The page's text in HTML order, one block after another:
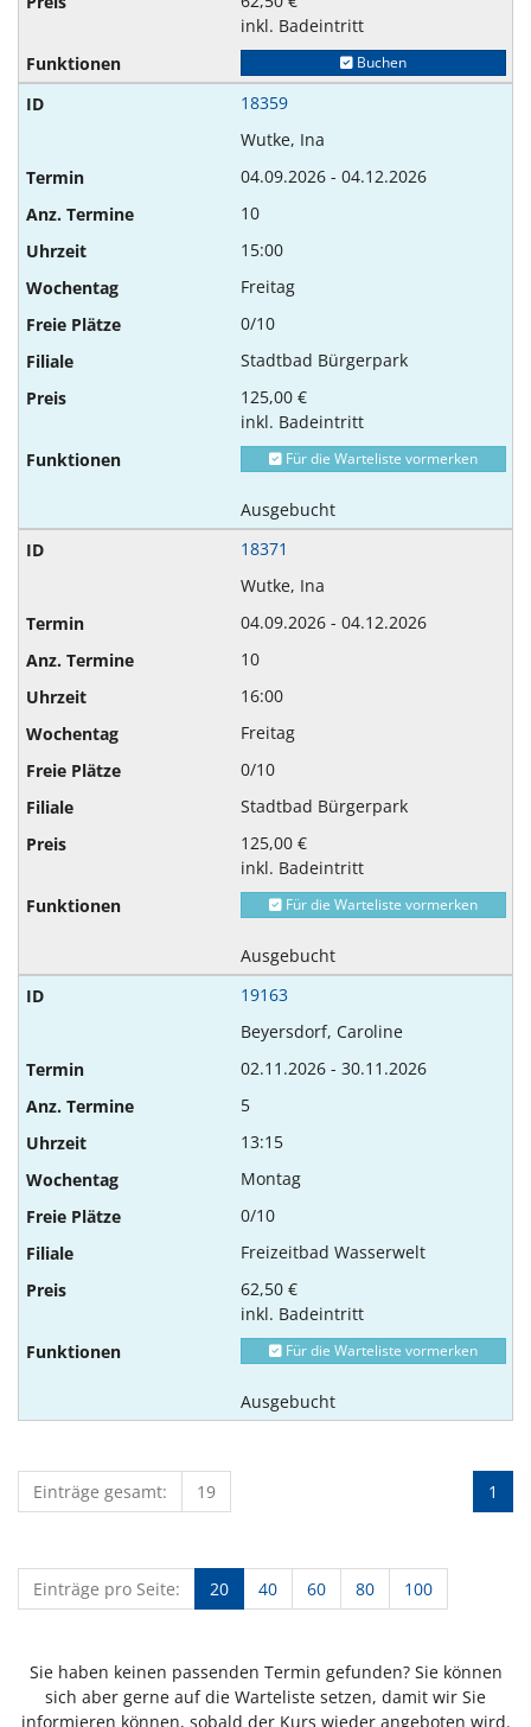
inkl. Badeintritt
Buchen
18359
Wutke, Ina
04.09.2026 - 04.12.2026
10
15:00
Freitag
0/10
Stadtbad Bürgerpark
125,00 €
inkl. Badeintritt
Für die Warteliste vormerken
Ausgebucht
18371
Wutke, Ina
04.09.2026 - 04.12.2026
10
16:00
Freitag
0/10
Stadtbad Bürgerpark
125,00 €
inkl. Badeintritt
Für die Warteliste vormerken
Ausgebucht
19163
Beyersdorf, Caroline
02.11.2026 - 30.11.2026
5
13:15
Montag
0/10
Freizeitbad Wasserwelt
62,50 €
inkl. Badeintritt
Für die Warteliste vormerken
Ausgebucht
1
Einträge gesamt: 19
Einträge pro Seite: 20 40 60 80 100
Sie haben keinen passenden Termin gefunden? Sie können
sich aber gerne auf die Warteliste setzen, damit wir Sie
informieren können, sobald der Kurs wieder angeboten wird.